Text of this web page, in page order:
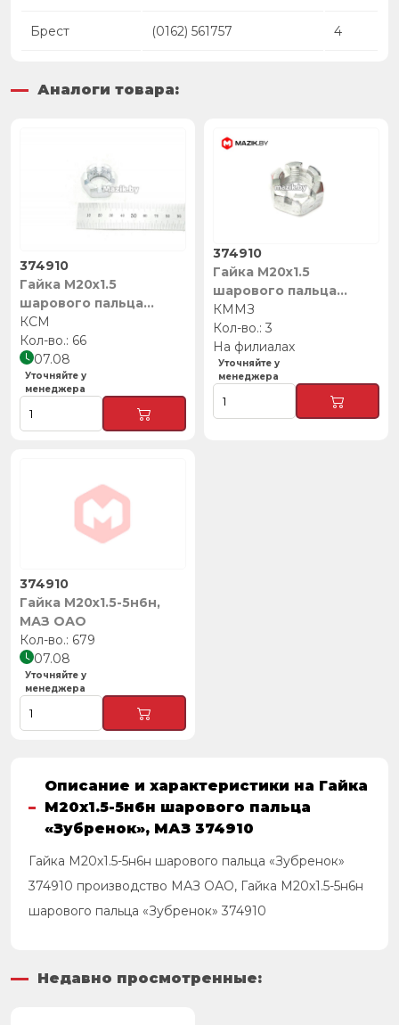
Брест (0162) 561757 4
Аналоги товара:
Гайка М20х1.5
шарового пальца
«Зубренок» /002.910,
КСМ
374910
КСМ
66
07.08
Уточняйте у
менеджера
Гайка М20х1.5
шарового пальца
«Зубренок», КММЗ
374910
КММЗ
3
На филиалах
Уточняйте у
менеджера
Гайка М20х1.5-5н6н,
МАЗ ОАО
374910
679
07.08
Уточняйте у
менеджера
Описание и характеристики на Гайка
М20х1.5-5н6н шарового пальца
«Зубренок», МАЗ 374910
Гайка М20х1.5-5н6н шарового пальца «Зубренок»
374910 производство МАЗ ОАО, Гайка М20х1.5-5н6н
шарового пальца «Зубренок» 374910
Недавно просмотренные: